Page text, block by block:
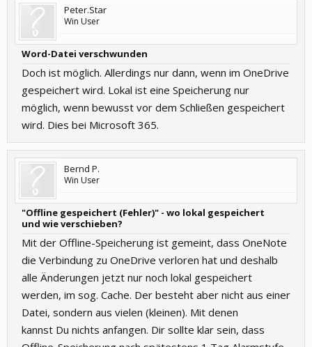
Peter.Star
Win User
Word-Datei verschwunden
Doch ist möglich. Allerdings nur dann, wenn im OneDrive
gespeichert wird. Lokal ist eine Speicherung nur
möglich, wenn bewusst vor dem Schließen gespeichert
wird. Dies bei Microsoft 365.
Bernd P.
Win User
"Offline gespeichert (Fehler)" - wo lokal gespeichert
und wie verschieben?
Mit der Offline-Speicherung ist gemeint, dass OneNote
die Verbindung zu OneDrive verloren hat und deshalb
alle Änderungen jetzt nur noch lokal gespeichert
werden, im sog. Cache. Der besteht aber nicht aus einer
Datei, sondern aus vielen (kleinen). Mit denen
kannst Du nichts anfangen. Dir sollte klar sein, dass